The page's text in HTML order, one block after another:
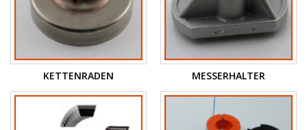
KETTENRADEN MESSERHALTER